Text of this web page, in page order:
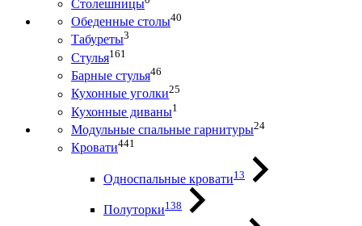
Столешницы
Обеденные столы40
Табуреты3
Стулья161
Барные стулья46
Кухонные уголки25
Кухонные диваны1
Модульные спальные гарнитуры24
Кровати441
Односпальные кровати13
Полуторки138